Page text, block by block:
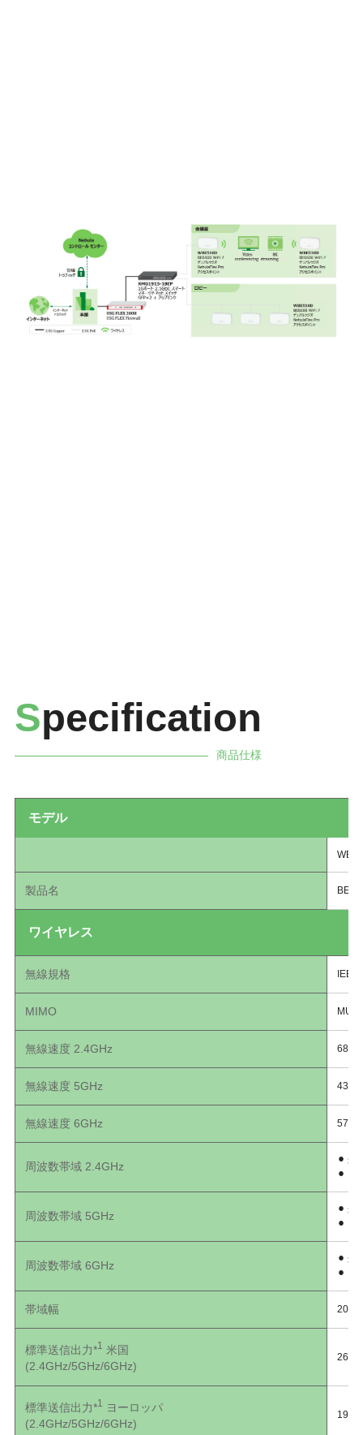
Specification
商品仕様
モデル
製品名
ワイヤレス
無線規格 IEEE
MIMO MU-
無線速度 2.4GHz
無線速度 5GHz
無線速度 6GHz
周波数帯域 2.4GHz
⚫︎ ⽶
⚫︎ ヨ
周波数帯域 5GHz
⚫︎ ⽶
⚫︎ ヨ
周波数帯域 6GHz
⚫︎ ⽶
⚫︎ ヨ
帯域幅 20-,
標準送信出⼒*1 ⽶国
(2.4GHz/5GHz/6GHz)
26/
標準送信出⼒*1
ヨーロッパ
(2.4GHz/5GHz/6GHz)
19/